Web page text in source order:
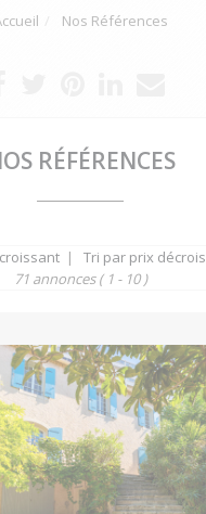
Nos Références
RÉFÉRENCES
|
Tri par prix
71 annonces( 1 - 10 )